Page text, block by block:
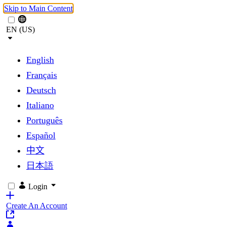
Skip to Main Content
EN (US)
English
Français
Deutsch
Italiano
Português
Español
中文
日本語
Login
Create An Account